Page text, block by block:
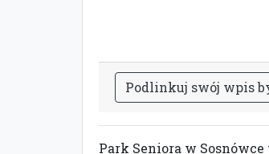
Podlinkuj swój wpisb
Park Seniora w